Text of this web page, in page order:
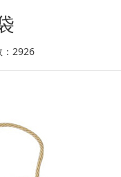
2926